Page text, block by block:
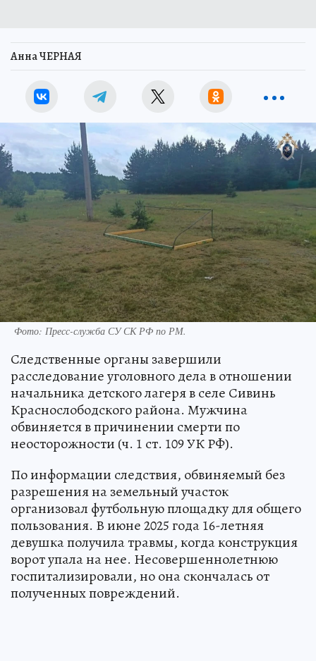
Анна ЧЕРНАЯ
Фото: Пресс-служба СУ СК РФ по РМ.
Следственные органы завершили
расследование уголовного дела в отношении
начальника детского лагеря в селе Сивинь
Краснослободского района. Мужчина
обвиняется в причинении смерти по
неосторожности (ч. 1 ст. 109 УК РФ).
По информации следствия, обвиняемый без
разрешения на земельный участок
организовал футбольную площадку для общего
пользования. В июне 2025 года 16-летняя
девушка получила травмы, когда конструкция
ворот упала на нее. Несовершеннолетнюю
госпитализировали, но она скончалась от
полученных повреждений.